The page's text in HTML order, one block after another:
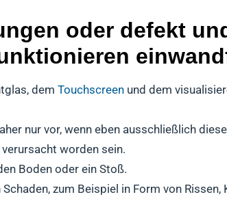
oder defekt
dem Touchscreen und dem
nur vor, wenn eben ausschließlich
worden sein.
Boden oder ein Stoß.
zum Beispiel in Form von Rissen,